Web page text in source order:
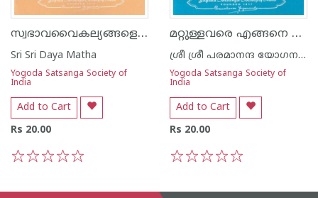
സ്വഭാവവൈകല്യങ്ങളെ എങ്ങനെ പരിഹരിക്കാം
Sri Sri Daya Matha
Yogoda Satsanga Society of
India
Add to Cart
Rs 20.00
മറ്റുള്ളവരെ എങ്ങനെ മാറ്റിയെടുക്കാം
ശ്രീ ശ്രീ പരമാനന്ദ യോഗനന്ദ
Yogoda Satsanga Society of
India
Add to Cart
Rs 20.00